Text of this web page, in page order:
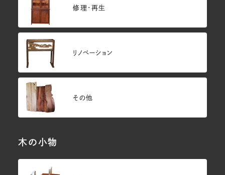
修理・再生
リノベーション
その他
木の小物